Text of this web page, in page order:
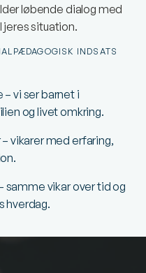
løbende dialog med
jeres situation.
INDSATS
vi ser barnet i
og livet omkring.
vikarer med erfaring,
vikar over tid og
hverdag.